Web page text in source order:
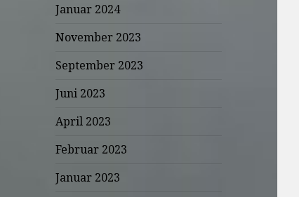
Januar 2024
November 2023
September 2023
Juni 2023
April 2023
Februar 2023
Januar 2023